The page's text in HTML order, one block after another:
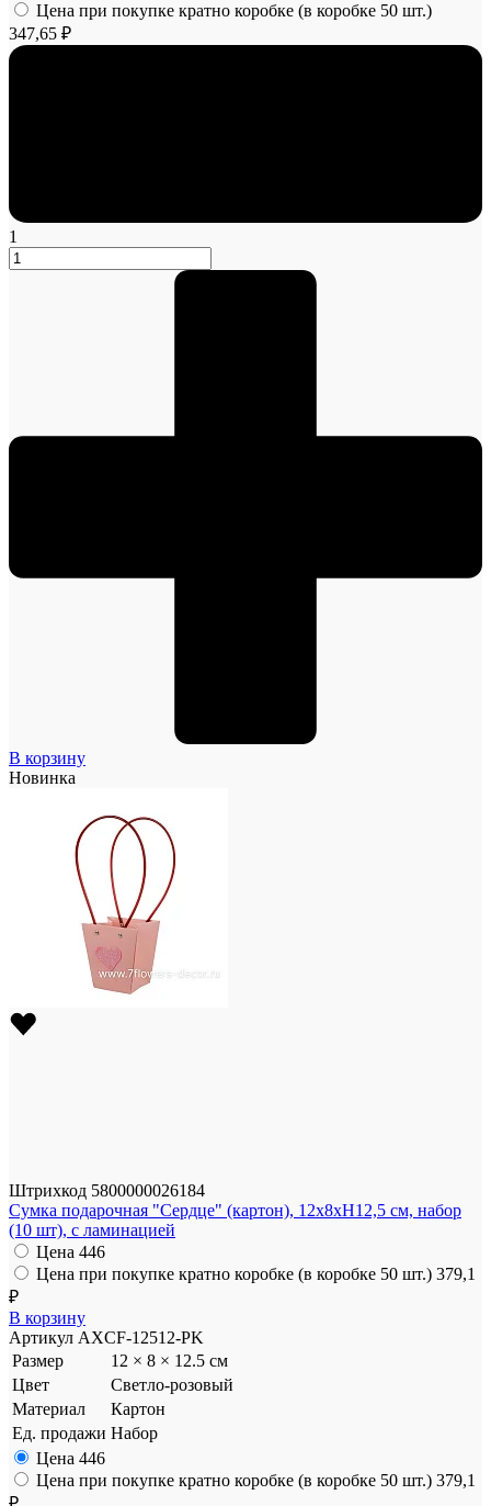
Цена при покупке кратно коробке (в коробке 50 шт.)
347,65 ₽
1
В корзину
Новинка
Штрихкод 5800000026184
Сумка подарочная "Сердце" (картон), 12x8xH12,5 см, набор
(10 шт), с ламинацией
Цена 446
Цена при покупке кратно коробке (в коробке 50 шт.) 379,1
₽
В корзину
Артикул AXCF-12512-PK
Размер
12 × 8 × 12.5 см
Цвет
Светло-розовый
Материал
Картон
Ед. продажи Набор
Цена 446
Цена при покупке кратно коробке (в коробке 50 шт.) 379,1